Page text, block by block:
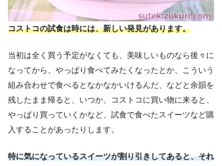
コストコの試食は時には、新しい発見があります。
当初は全く買う予定がなくても、美味しいものなら後々に
なってから、やっぱり食べてみたくなったとか、こういう
組み合わせで食べるとなかなかいけるんだ、などと余韻を
残したまま帰ると、いつか、コストコに買い物に来ると、
やっぱり買っていくかなど、試食で食べたスイーツなど購
入することがあったりします。
特に気になっているスイーツが割り引きしてあると、それ